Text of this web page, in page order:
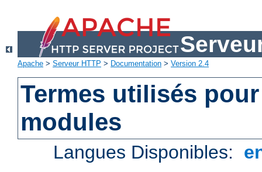
Apache > Serveur HTTP > Documentation > Version 2.4
Termes utilisés
modules
Langues Disponibles: